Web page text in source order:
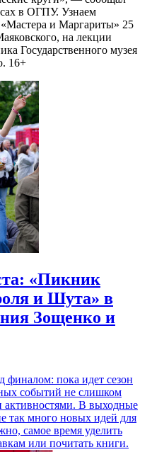
в ОГПУ. Узнаем
«Мастера и Маргариты» 25
на лекции
Государственного музея
16+
«Пикник
и Шута» в
Зощенко и
финалом: пока идет сезон
событий не слишком
активностями. В выходные
так много новых идей для
самое время уделить
или почитать книги.